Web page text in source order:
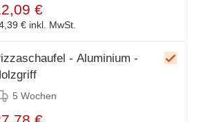
€
€ inkl. MwSt.
- Aluminium -
5 Wochen